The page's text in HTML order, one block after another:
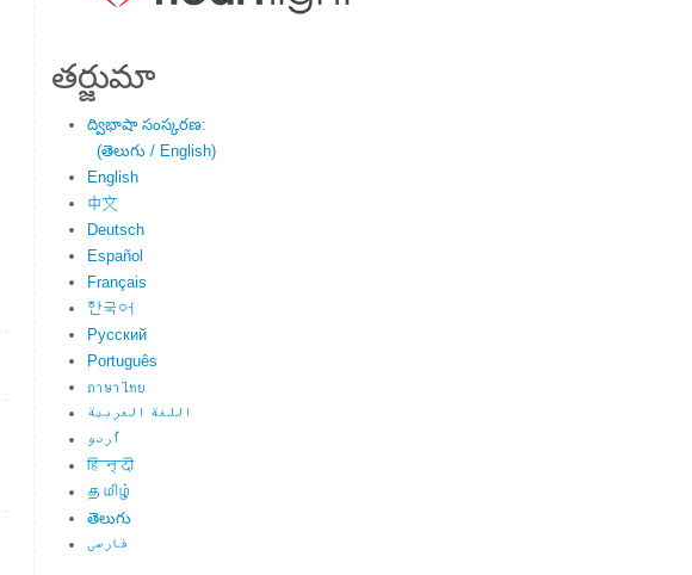
తర్జుమా
ద్విభాషా సంస్కరణ:
(తెలుగు / English)
English
中文
Deutsch
Español
Français
한국어
Русский
Português
ภาษาไทย
اللغة العربية
اُردو
हिन्दी
தமிழ்
తెలుగు
فارسی